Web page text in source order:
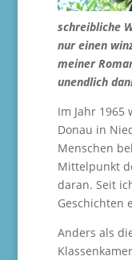
schreibliche
nur einen
meiner
unendlich
Im Jahr
Donau in
Menschen
Mittelpunkt
daran. Seit
Geschichten
Anders als